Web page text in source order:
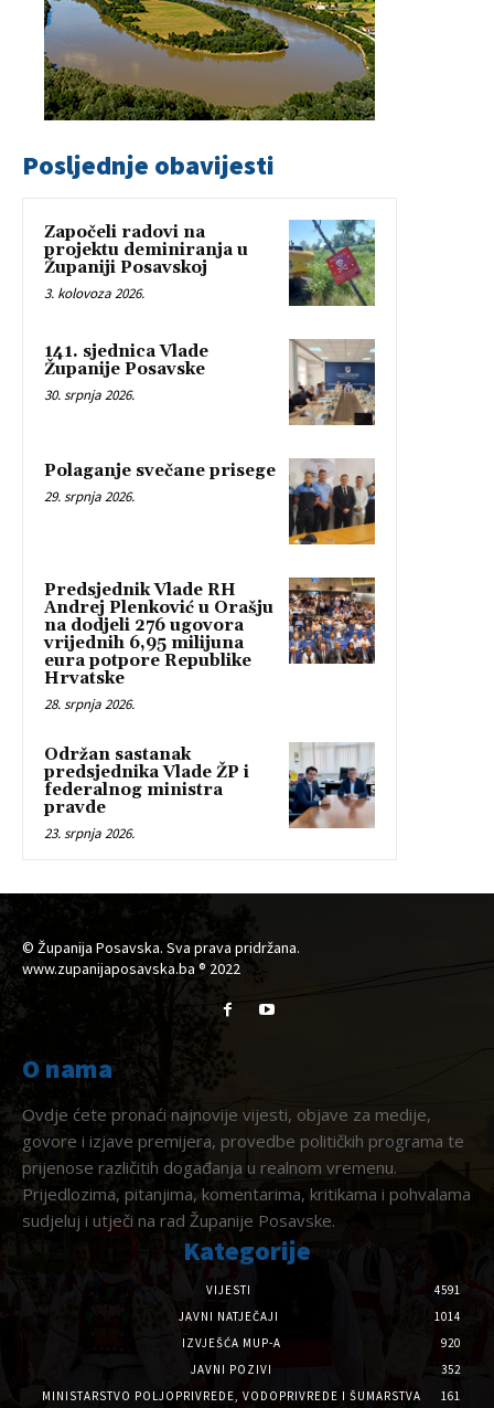
Posljednje obavijesti
Započeli radovi na
projektu deminiranja u
Županiji Posavskoj
3. kolovoza 2026.
141. sjednica Vlade
Županije Posavske
30. srpnja 2026.
Polaganje svečane prisege
29. srpnja 2026.
Predsjednik Vlade RH
Andrej Plenković u Orašju
na dodjeli 276 ugovora
vrijednih 6,95 milijuna
eura potpore Republike
Hrvatske
28. srpnja 2026.
Održan sastanak
predsjednika Vlade ŽP i
federalnog ministra
pravde
23. srpnja 2026.
© Županija Posavska. Sva prava pridržana.
www.zupanijaposavska.ba ® 2022
O nama
Ovdje ćete pronaći najnovije vijesti, objave za medije,
govore i izjave premijera, provedbe političkih programa te
prijenose različitih događanja u realnom vremenu.
Prijedlozima, pitanjima, komentarima, kritikama i pohvalama
sudjeluj i utječi na rad Županije Posavske.
Kategorije
VIJESTI
4591
JAVNI NATJEČAJI
1014
IZVJEŠĆA MUP-A
920
JAVNI POZIVI
352
MINISTARSTVO POLJOPRIVREDE, VODOPRIVREDE I ŠUMARSTVA
161